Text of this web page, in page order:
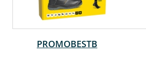
PROMOBESTB